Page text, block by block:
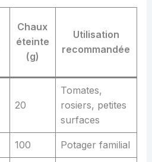
Chaux
éteinte
(g)
Utilisation
recommandée
20
Tomates,
rosiers, petites
surfaces
100 Potager familial